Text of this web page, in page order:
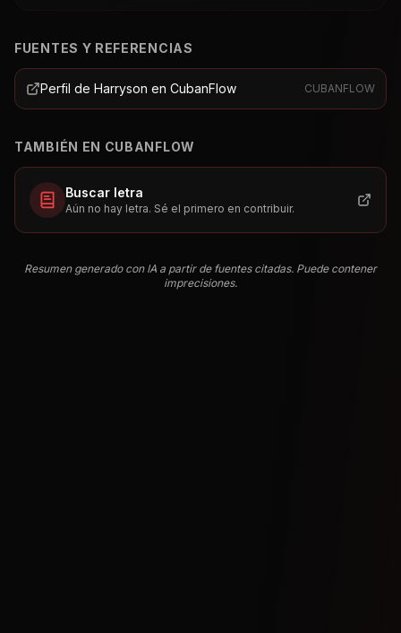
FUENTES Y REFERENCIAS
Perfil de Harryson en CubanFlow CUBANFLOW
TAMBIÉN EN CUBANFLOW
Buscar letra
Aún no hay letra. Sé el primero en contribuir.
Resumen generado con IA a partir de fuentes citadas. Puede contener
imprecisiones.